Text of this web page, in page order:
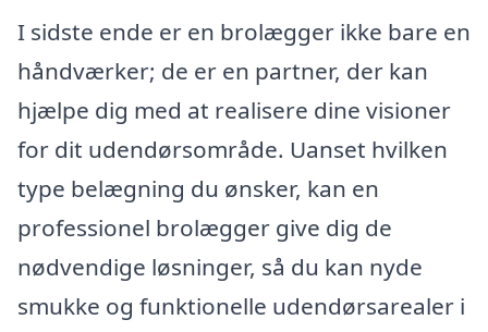
I sidste ende er en brolægger ikke bare en
håndværker; de er en partner, der kan
hjælpe dig med at realisere dine visioner
for dit udendørsområde. Uanset hvilken
type belægning du ønsker, kan en
professionel brolægger give dig de
nødvendige løsninger, så du kan nyde
smukke og funktionelle udendørsarealer i